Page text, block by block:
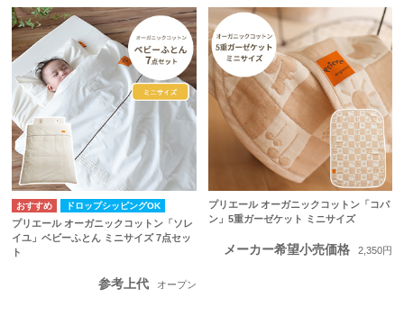
ドロップシッピングOK
プリエール オーガニックコットン「ソレ
イユ」ベビーふとん ミニサイズ 7点セッ
ト
参考上代 オープン
プリエール オーガニックコットン「コパ
ン」5重ガーゼケット ミニサイズ
メーカー希望小売価格 2,350円